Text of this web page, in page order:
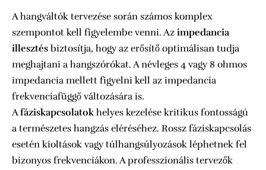
A hangváltók tervezése során számos komplex
szempontot kell figyelembe venni. Az impedancia
illesztés biztosítja, hogy az erősítő optimálisan tudja
meghajtani a hangszórókat. A névleges 4 vagy 8 ohmos
impedancia mellett figyelni kell az impedancia
frekvenciafüggő változására is.
Afáziskapcsolatokhelyes kezelése kritikus fontosságú
a természetes hangzás eléréséhez. Rossz fáziskapcsolás
esetén kioltások vagy túlhangsúlyozások léphetnek fel
bizonyos frekvenciákon. A professzionális tervezők